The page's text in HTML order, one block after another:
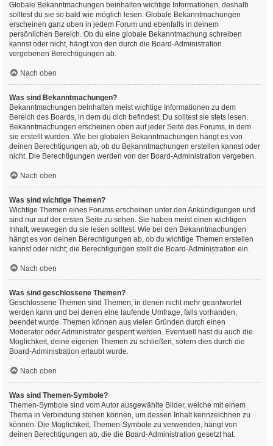
Globale Bekanntmachungen beinhalten wichtige Informationen, deshalb
solltest du sie so bald wie möglich lesen. Globale Bekanntmachungen
erscheinen ganz oben in jedem Forum und ebenfalls in deinem
persönlichen Bereich. Ob du eine globale Bekanntmachung schreiben
kannst oder nicht, hängt von den durch die Board-Administration
vergebenen Berechtigungen ab.
Nach oben
Was sind Bekanntmachungen?
Bekanntmachungen beinhalten meist wichtige Informationen zu dem
Bereich des Boards, in dem du dich befindest. Du solltest sie stets lesen.
Bekanntmachungen erscheinen oben auf jeder Seite des Forums, in dem
sie erstellt wurden. Wie bei globalen Bekanntmachungen hängt es von
deinen Berechtigungen ab, ob du Bekanntmachungen erstellen kannst oder
nicht. Die Berechtigungen werden von der Board-Administration vergeben.
Nach oben
Was sind wichtige Themen?
Wichtige Themen eines Forums erscheinen unter den Ankündigungen und
sind nur auf der ersten Seite zu sehen. Sie haben meist einen wichtigen
Inhalt, weswegen du sie lesen solltest. Wie bei den Bekanntmachungen
hängt es von deinen Berechtigungen ab, ob du wichtige Themen erstellen
kannst oder nicht; die Berechtigungen stellt die Board-Administration ein.
Nach oben
Was sind geschlossene Themen?
Geschlossene Themen sind Themen, in denen nicht mehr geantwortet
werden kann und bei denen eine laufende Umfrage, falls vorhanden,
beendet wurde. Themen können aus vielen Gründen durch einen
Moderator oder Administrator gesperrt werden. Eventuell hast du auch die
Möglichkeit, deine eigenen Themen zu schließen, sofern dies durch die
Board-Administration erlaubt wurde.
Nach oben
Was sind Themen-Symbole?
Themen-Symbole sind vom Autor ausgewählte Bilder, welche mit einem
Thema in Verbindung stehen können, um dessen Inhalt kennzeichnen zu
können. Die Möglichkeit, Themen-Symbole zu verwenden, hängt von
deinen Berechtigungen ab, die die Board-Administration gesetzt hat.